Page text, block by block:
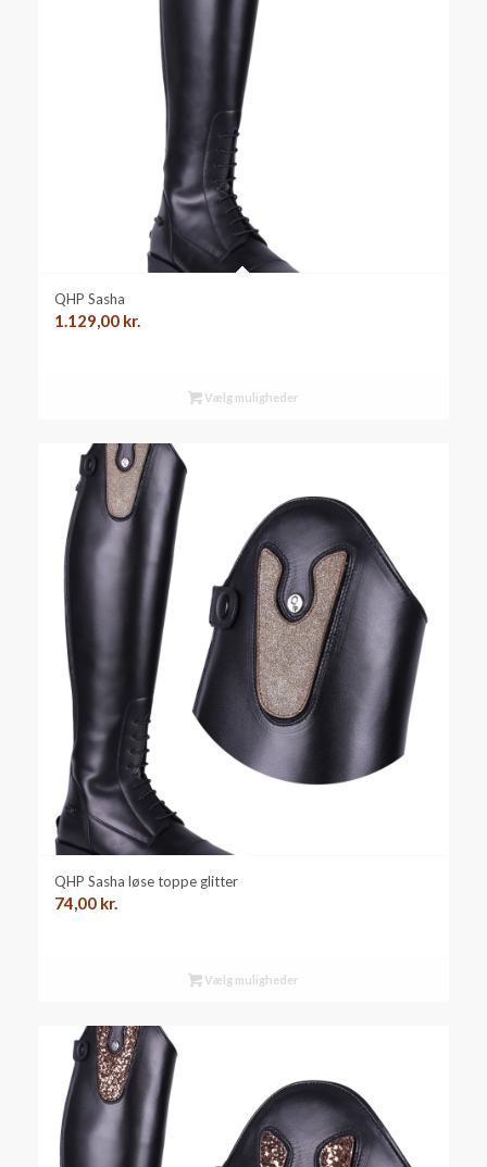
QHP Sasha
1.129,00 kr.
Vælg muligheder
QHP Sasha løse toppe glitter
74,00 kr.
Vælg muligheder